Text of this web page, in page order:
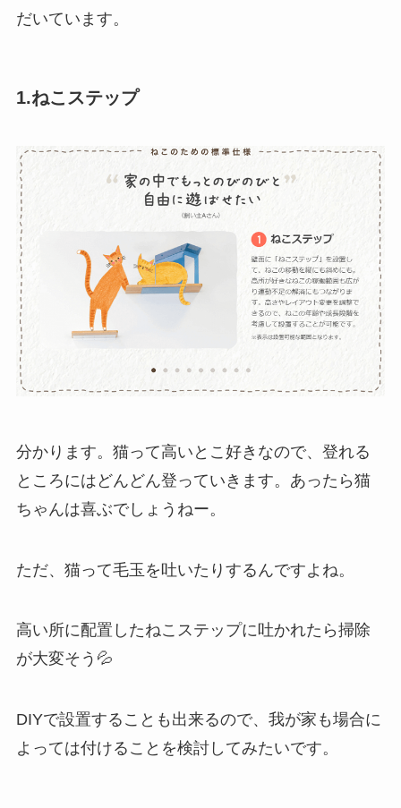
だいています。
1.ねこステップ
分かります。猫って高いとこ好きなので、登れる
ところにはどんどん登っていきます。あったら猫
ちゃんは喜ぶでしょうねー。
ただ、猫って毛玉を吐いたりするんですよね。
高い所に配置したねこステップに吐かれたら掃除
が大変そう💦
DIYで設置することも出来るので、我が家も場合に
よっては付けることを検討してみたいです。